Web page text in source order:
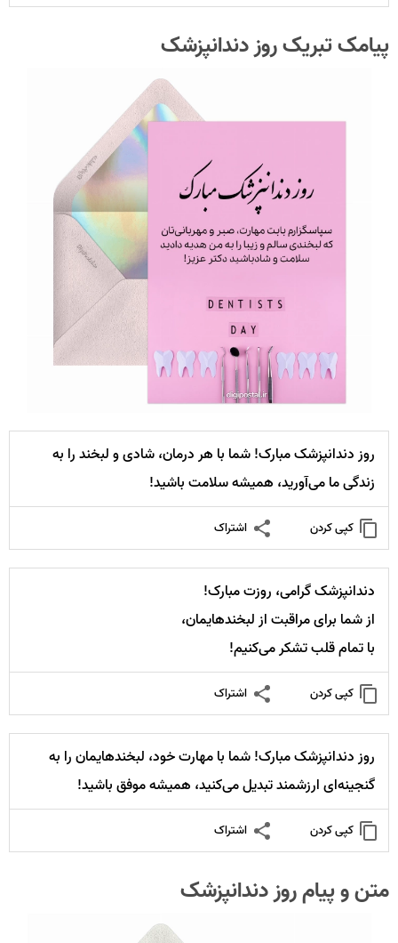
پیامک تبریک روز دندانپزشک
روز دندانپزشک مبارک! شما با هر درمان، شادی و لبخند را به
زندگی ما می‌آورید، همیشه سلامت باشید!
کپی کردن اشتراک
دندانپزشک گرامی، روزت مبارک!
از شما برای مراقبت از لبخندهایمان،
با تمام قلب تشکر می‌کنیم!
کپی کردن اشتراک
روز دندانپزشک مبارک! شما با مهارت خود، لبخندهایمان را به
گنجینه‌ای ارزشمند تبدیل می‌کنید، همیشه موفق باشید!
کپی کردن اشتراک
متن و پیام روز دندانپزشک